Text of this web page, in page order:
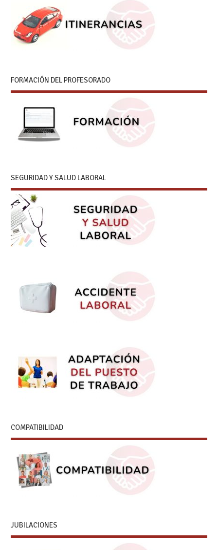
FORMACIÓN DEL PROFESORADO
SEGURIDAD Y SALUD LABORAL
COMPATIBILIDAD
JUBILACIONES